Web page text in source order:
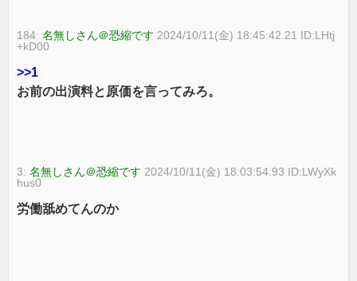
184:名無しさん＠恐縮です 2024/10/11(金) 18:45:42.21 ID:LHtj
+kD00
>>1
お前の出演料と原価を言ってみろ。
3:名無しさん＠恐縮です 2024/10/11(金) 18:03:54.93 ID:LWyXk
hus0
労働舐めてんのか